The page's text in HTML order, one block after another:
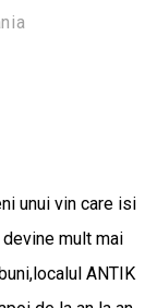
unui vin care isi
mult mai
ANTIK